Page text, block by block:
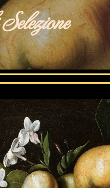
Selezione